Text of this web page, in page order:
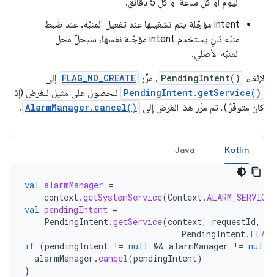
اليوم أو كل ساعة أو كل 5 دقائق.
intent مؤجّلة يتم تشغيلها عند تفعيل المنبّه. عند ضبط
منبّه ثانٍ يستخدم intent مؤجّلة نفسها، سيحلّ محل
المنبّه الأصلي.
لإلغاء
PendingIntent() ، مرِّر FLAG_NO_CREATE إلى
PendingIntent.getService() للحصول على مثيل للغرض (إذا
كان متوفّرًا)، ثم مرِّر هذا الغرض إلى
AlarmManager.cancel()
.
Kotlin
Java
val alarmManager =
context.getSystemService(Context.ALARM_SERVICE
val pendingIntent =
PendingIntent.getService(context, requestId,
PendingIntent.
if (pendingIntent != null && alarmManager != null
alarmManager .cancel(pendingIntent)
}